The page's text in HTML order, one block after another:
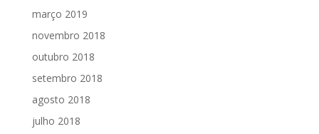
março 2019
novembro 2018
outubro 2018
setembro 2018
agosto 2018
julho 2018